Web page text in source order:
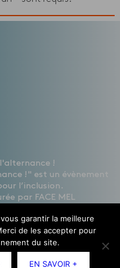
!
!" est un évènement
l’inclusion.
par FACE MEL
projet web : Agence
site internet :
garantir la meilleure
de les accepter pour
du site.
EN SAVOIR +